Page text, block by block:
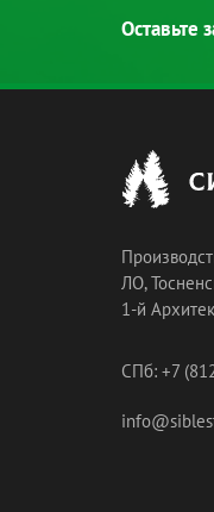
Оставьте
ЛО,
1-й
СПб: +7